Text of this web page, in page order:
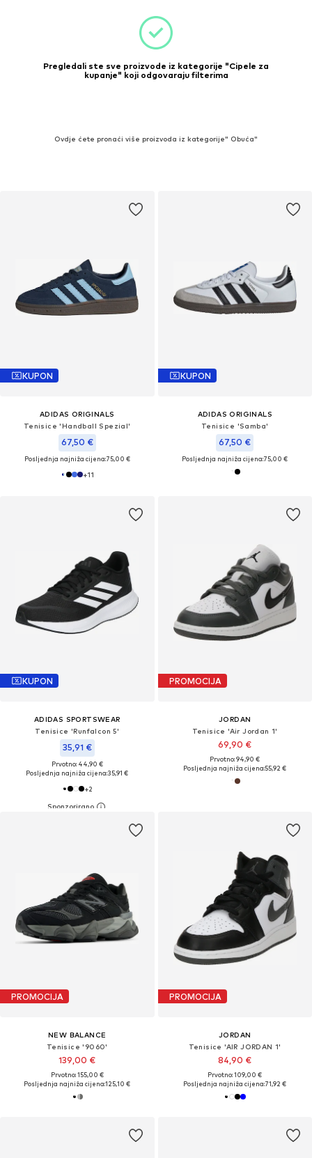
Pregledali ste sve proizvode iz kategorije "Cipele za
kupanje" koji odgovaraju filterima
Ovdje ćete pronaći više proizvoda iz kategorije" Obuća"
KUPON
ADIDAS ORIGINALS
Tenisice 'Handball Spezial'
67,50 €
Posljednja najniža cijena:75,00 €
+11
KUPON
ADIDAS ORIGINALS
Tenisice 'Samba'
67,50 €
Posljednja najniža cijena:75,00 €
KUPON
ADIDAS SPORTSWEAR
Tenisice 'Runfalcon 5'
35,91 €
Prvotno: 44,90 €
Posljednja najniža cijena:35,91 €
+2
PROMOCIJA
JORDAN
Tenisice 'Air Jordan 1'
69,90 €
Prvotno: 94,90 €
Posljednja najniža cijena:55,92 €
PROMOCIJA
NEW BALANCE
Tenisice '9060'
139,00 €
Prvotno: 155,00 €
Posljednja najniža cijena:125,10 €
PROMOCIJA
JORDAN
Tenisice 'AIR JORDAN 1'
84,90 €
Prvotno: 109,00 €
Posljednja najniža cijena:71,92 €